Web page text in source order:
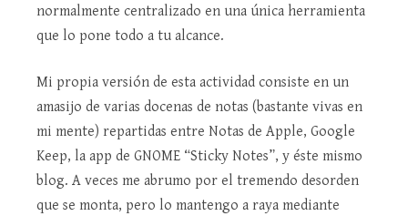
normalmente centralizado en una única herramienta
que lo pone todo a tu alcance.
Mi propia versión de esta actividad consiste en un
amasijo de varias docenas de notas (bastante vivas en
mi mente) repartidas entre Notas de Apple, Google
Keep, la app de GNOME “Sticky Notes”, y éste mismo
blog. A veces me abrumo por el tremendo desorden
que se monta, pero lo mantengo a raya mediante